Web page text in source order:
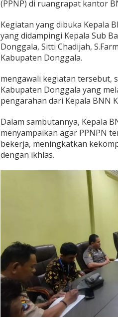
(PPNP) di ruangrapat kantor
Kegiatan yang dibuka Kepala
yang didampingi Kepala Sub
Donggala, Sitti Chadijah,
Kabupaten Donggala.
mengawali kegiatan tersebut,
Kabupaten Donggala yang
pengarahan dari Kepala BNN
Dalam sambutannya, Kepala
menyampaikan agar PPNPN
bekerja, meningkatkan
dengan ikhlas.